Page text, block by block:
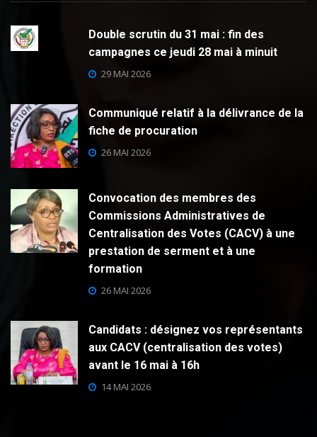
Double scrutin du 31 mai : fin des
campagnes ce jeudi 28 mai à minuit
29 MAI 2026
Communiqué relatif à la délivrance de la
fiche de procuration
26 MAI 2026
Convocation des membres des
Commissions Administratives de
Centralisation des Votes (CACV) à une
prestation de serment et à une
formation
26 MAI 2026
Candidats : désignez vos représentants
aux CACV (centralisation des votes)
avant le 16 mai à 16h
14 MAI 2026